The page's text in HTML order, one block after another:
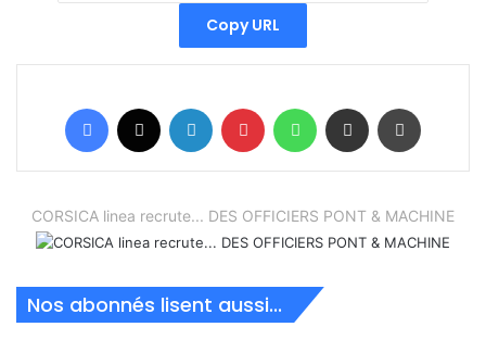
Copy URL
Facebook Linkedin Pinterest WhatsAppPartager par email
CORSICA linea recrute... DES OFFICIERS PONT & MACHINE
Nos abonnés lisent aussi...